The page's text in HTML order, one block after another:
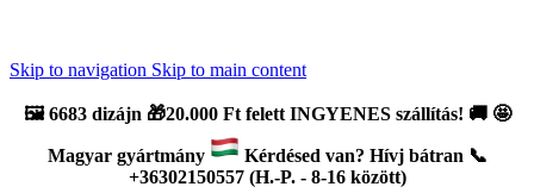
Skip to navigation Skip to main content
🖼️6683 dizájn 🎁20.000 Ft felett INGYENES szállítás! 🚚 🤩
Magyar gyártmány
Kérdésed van? Hívj bátran 📞
+36302150557 (H.-P. - 8-16 között)